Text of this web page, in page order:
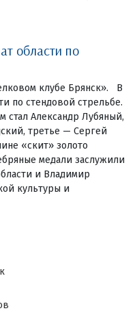
области по
клубе Брянск». В
по стендовой стрельбе.
стал Александр Лубяный,
третье — Сергей
«скит» золото
медали заслужили
и Владимир
культуры и